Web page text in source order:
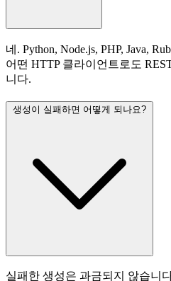
네. Python, Node.js, PHP, Java,
어떤 HTTP 클라이언트로도
니다.
생성이 실패하면 어떻게 되나요?
실패한 생성은 과금되지 않습니